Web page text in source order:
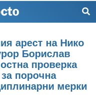
арест на Нико
Борислав
проверка
порочна
мерки